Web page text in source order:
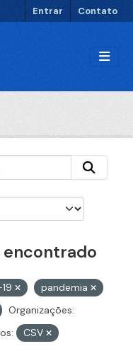
Entrar Contato
encontrado
pandemia
Organizações:
CSV